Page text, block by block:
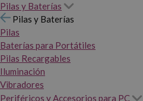
Pilas y Baterías
Pilas y Baterías
Pilas
Baterías para Portátiles
Pilas Recargables
Iluminación
Vibradores
Periféricos y Accesorios para PC